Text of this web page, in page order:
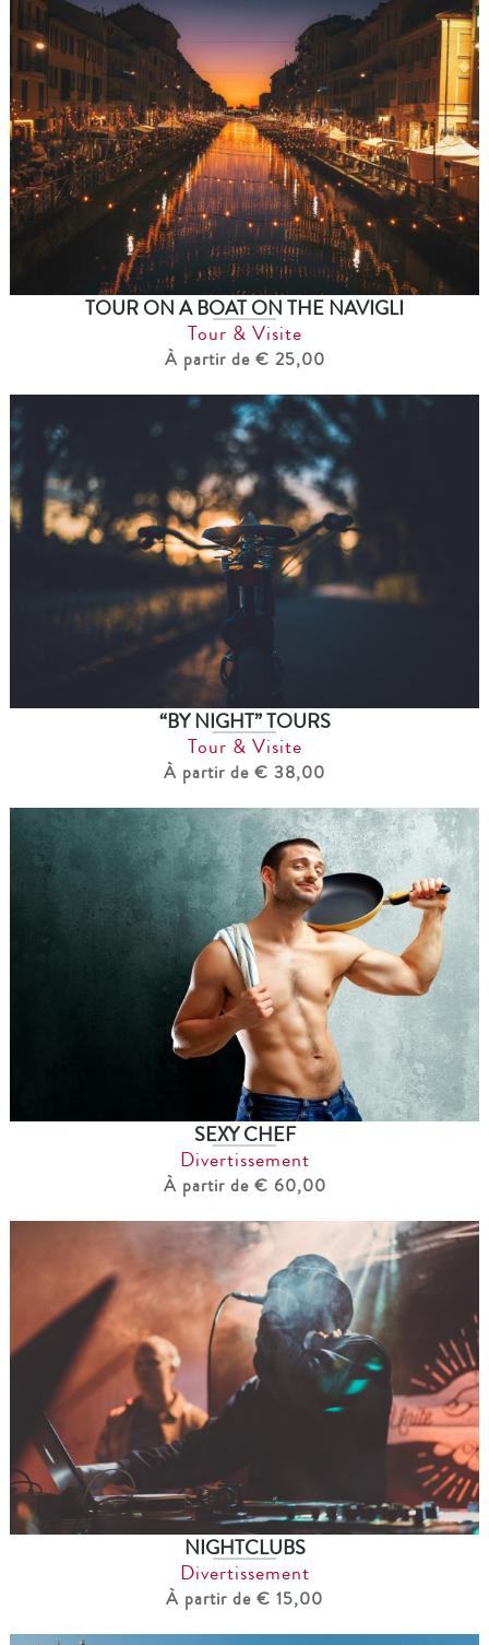
TOUR ON A BOAT ON THE NAVIGLI
Tour & Visite
À partir de € 25,00
“BY NIGHT” TOURS
Tour & Visite
À partir de € 38,00
SEXY CHEF
Divertissement
À partir de € 60,00
NIGHTCLUBS
Divertissement
À partir de € 15,00